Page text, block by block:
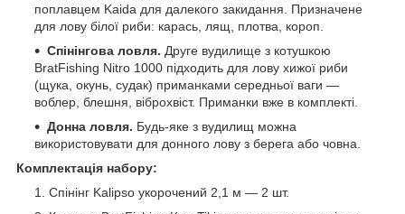
поплавцем Kaida для далекого закидання. Призначене
для лову білої риби: карась, лящ, плотва, короп.
Спінінгова ловля. Друге вудилище з котушкою
BratFishing Nitro 1000 підходить для лову хижої риби
(щука, окунь, судак) приманками середньої ваги —
воблер, блешня, віброхвіст. Приманки вже в комплекті.
Донна ловля. Будь-яке з вудилищ можна
використовувати для донного лову з берега або човна.
Комплектація набору:
Спінінг Kalipso укорочений 2,1 м — 2 шт.